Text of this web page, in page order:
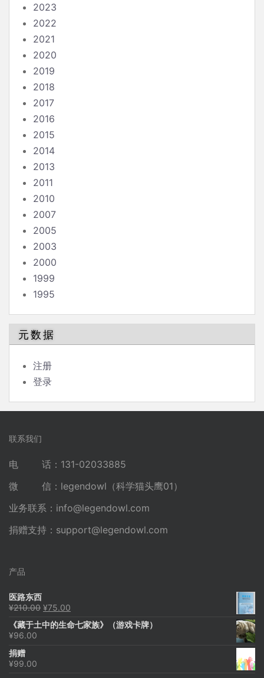
2023
2022
2021
2020
2019
2018
2017
2016
2015
2014
2013
2011
2010
2007
2005
2003
2000
1999
1995
元数据
注册
登录
联系我们
电 话：131-02033885
微 信：legendowl（科学猫头鹰01）
业务联系： info@legendowl.com
捐赠支持： support@legendowl.com
产品
医路东西
¥210.00 原
为：
¥75.00
价
《藏于土中的生命七家族》（游戏卡牌）
¥96.00
捐赠
¥99.00